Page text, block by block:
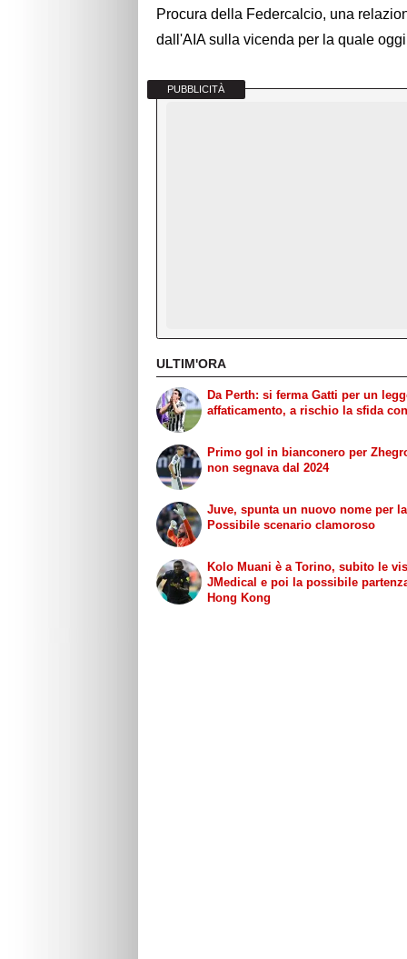
Procura della Federcalcio, una
dall'AIA sulla vicenda per la quale
PUBBLICITÀ
ULTIM'ORA
Da Perth: si ferma Gatti per un
affaticamento, a rischio la sfida
Primo gol in bianconero per
non segnava dal 2024
Juve, spunta un nuovo nome per
Possibile scenario clamoroso
Kolo Muani è a Torino, subito le
JMedical e poi la possibile
Hong Kong